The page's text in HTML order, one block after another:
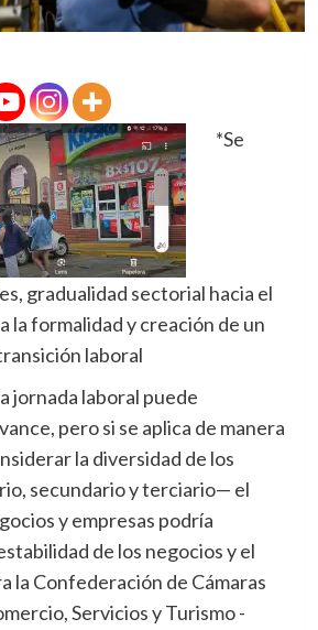
*Se
gradualidad sectorial hacia el
la formalidad y creación de un
laboral
jornada laboral puede
pero si se aplica de manera
la diversidad de los
secundario y terciario— el
y empresas podría
de los negocios y el
la Confederación de Cámaras
Servicios y Turismo -